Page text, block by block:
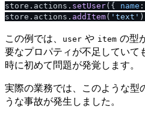
store. actions . setUser({ name :
store. actions . addItem( 'text'
この例では、 user や item の型
要なプロパティが不足していて
時に初めて問題が発覚します。
実際の業務では、このような型
うな事故が発生しました。